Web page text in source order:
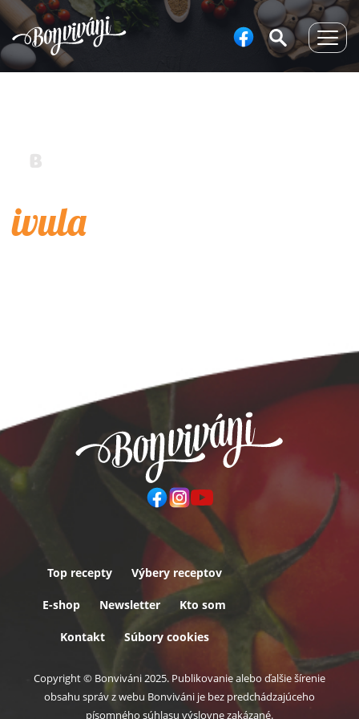
ivula
Päta
Top recepty Výbery receptov
E-shop Newsletter Kto som
Kontakt Súbory cookies
Copyright © Bonviváni 2025. Publikovanie alebo ďalšie šírenie
obsahu správ z webu Bonviváni je bez predchádzajúceho
písomného súhlasu výslovne zakázané.